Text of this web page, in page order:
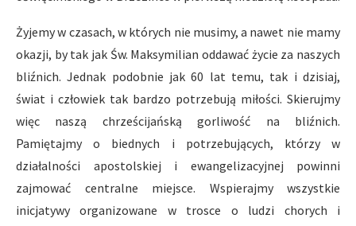
Żyjemy w czasach, w których nie musimy, a nawet nie mamy
okazji, by tak jak Św. Maksymilian oddawać życie za naszych
bliźnich. Jednak podobnie jak 60 lat temu, tak i dzisiaj,
świat i człowiek tak bardzo potrzebują miłości. Skierujmy
więc naszą chrześcijańską gorliwość na bliźnich.
Pamiętajmy o biednych i potrzebujących, którzy w
działalności apostolskiej i ewangelizacyjnej powinni
zajmować centralne miejsce. Wspierajmy wszystkie
inicjatywy organizowane w trosce o ludzi chorych i